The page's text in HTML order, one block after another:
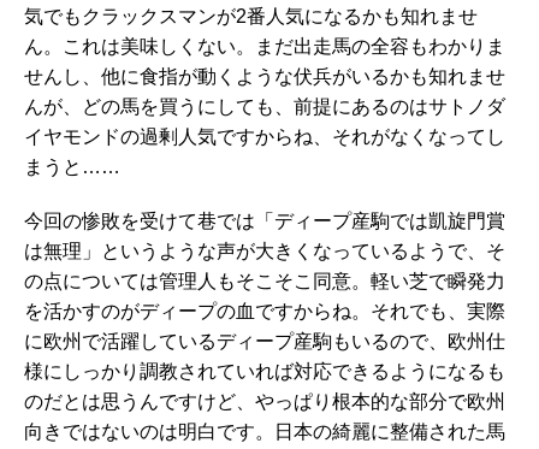
気でもクラックスマンが2番人気になるかも知れませ
ん。これは美味しくない。まだ出走馬の全容もわかりま
せんし、他に食指が動くような伏兵がいるかも知れませ
んが、どの馬を買うにしても、前提にあるのはサトノダ
イヤモンドの過剰人気ですからね、それがなくなってし
まうと……
今回の惨敗を受けて巷では「ディープ産駒では凱旋門賞
は無理」というような声が大きくなっているようで、そ
の点については管理人もそこそこ同意。軽い芝で瞬発力
を活かすのがディープの血ですからね。それでも、実際
に欧州で活躍しているディープ産駒もいるので、欧州仕
様にしっかり調教されていれば対応できるようになるも
のだとは思うんですけど、やっぱり根本的な部分で欧州
向きではないのは明白です。日本の綺麗に整備された馬